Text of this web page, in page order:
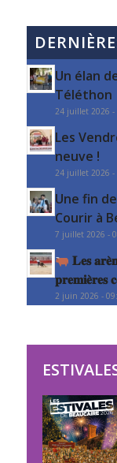
Un élan
Téléthon
24 juillet 2026 -
Les
neuve !
24 juillet 2026 -
Une fin
Courir à
7 juillet 2026 -
𝐋𝐞𝐬
𝐩𝐫𝐞𝐦𝐢𝐞̀𝐫𝐞𝐬
2 juin 2026 -